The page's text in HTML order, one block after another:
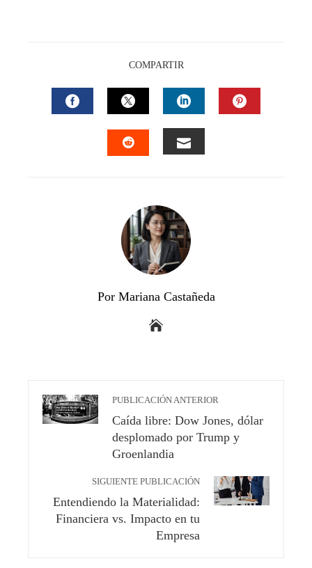
COMPARTIR
FACEBOOKTWITTERLINKEDIN
Por Mariana Castañeda
PUBLICACIÓN ANTERIOR
Caída libre: Dow Jones, dólar
desplomado por Trump y
Groenlandia
SIGUIENTE PUBLICACIÓN
Entendiendo la Materialidad:
Financiera vs. Impacto en tu
Empresa